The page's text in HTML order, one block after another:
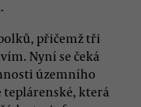
přičemž tři
Nyní se čeká
územního
která